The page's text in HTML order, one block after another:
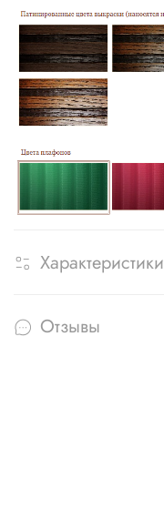
Характеристики
Отзывы